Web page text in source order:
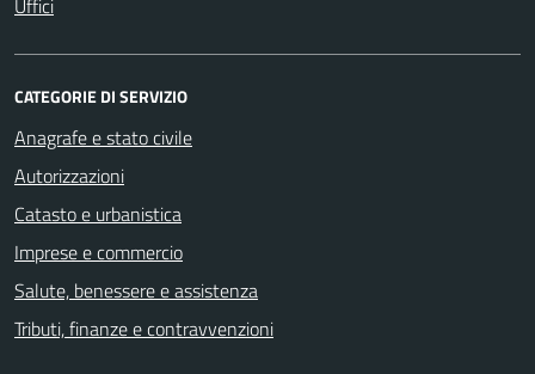
CATEGORIE DI SERVIZIO
Anagrafe e stato civile
Autorizzazioni
Catasto e urbanistica
Imprese e commercio
Salute, benessere e assistenza
Tributi, finanze e contravvenzioni